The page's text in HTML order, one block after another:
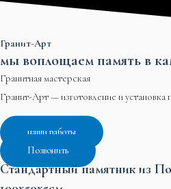
Гранит-Арт
мы воплощаем память в
Гранитная мастерская
Гранит-Арт — изготовление и
наши работы
Позвонить
Стандартный памятник из